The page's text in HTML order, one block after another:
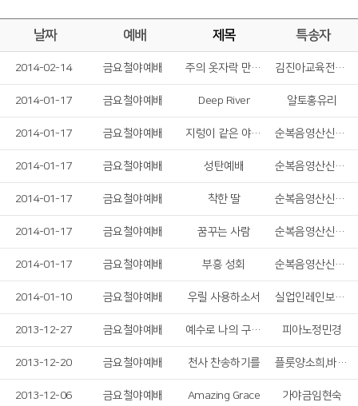
날짜 예배 제목 특송자
2014-02-14 금요철야예배 주의 옷자락 만지며 김진아교육전도사
2014-01-17 금요철야예배 Deep River 알토홍유리
2014-01-17 금요철야예배 지렁이 같은 야곱아 순복음영산신학원예술학부
2014-01-17 금요철야예배 성탄예배 순복음영산신학원예술학부
2014-01-17 금요철야예배 착한 딸 순복음영산신학원예술학부
2014-01-17 금요철야예배 꿈꾸는 사람 순복음영산신학원예술학부
2014-01-17 금요철야예배 부흥 성회 순복음영산신학원예술학부
2014-01-10 금요철야예배 우릴 사용하소서 실업인레인보우찬양팀
2013-12-27 금요철야예배 예수로 나의 구주 삼고 피아노정민경
2013-12-20 금요철야예배 천사 찬송하기를 플룻양소희,바이올린조윤경,통기타장윤식
2013-12-06 금요철야예배 Amazing Grace 가야금임현숙